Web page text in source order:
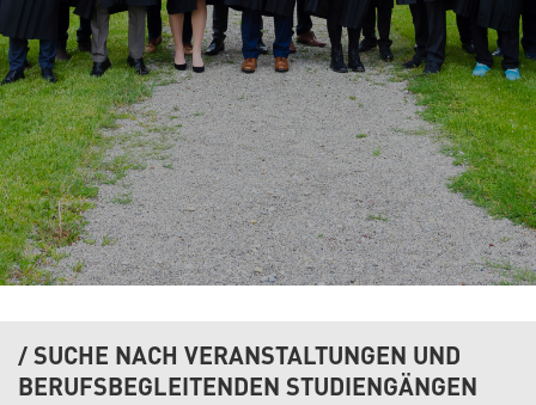
SUCHE NACH VERANSTALTUNGEN UND
BERUFSBEGLEITENDEN STUDIENGÄNGEN